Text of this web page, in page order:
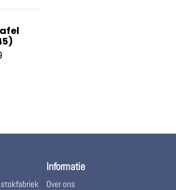
Informatie
Over ons